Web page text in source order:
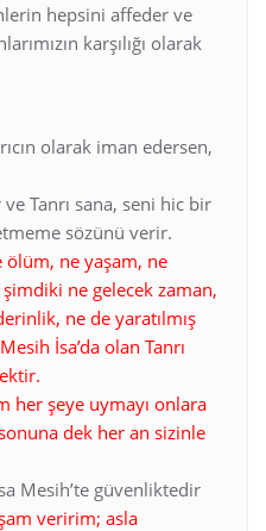
hepsini affeder ve
karşılığı olarak
olarak iman edersen,
Tanrı sana, seni hic bir
sözünü verir.
ne yaşam, ne
ne gelecek zaman,
ne de yaratılmış
İsa’da olan Tanrı
her şeye uymayı onlara
dek her an sizinle
Mesih’te güvenliktedir
veririm; asla